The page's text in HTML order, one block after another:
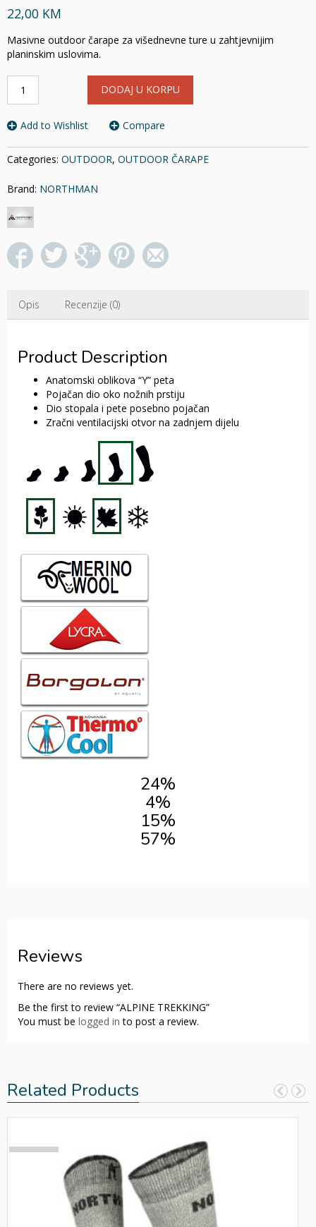
22,00 KM
Masivne outdoor čarape za višednevne ture u zahtjevnijim
planinskim uslovima.
TREKKING
DODAJ U KORPU
Add to Wishlist Compare
Categories: OUTDOOR, OUTDOOR ČARAPE
Brand: NORTHMAN
Opis Recenzije (0)
Product Description
Anatomski oblikova “Y” peta
Pojačan dio oko nožnih prstiju
Dio stopala i pete posebno pojačan
Zračni ventilacijski otvor na zadnjem dijelu
24%
4%
15%
57%
Reviews
There are no reviews yet.
Be the first to review “ALPINE TREKKING”
You must be logged in to post a review.
Related Products
SOLD